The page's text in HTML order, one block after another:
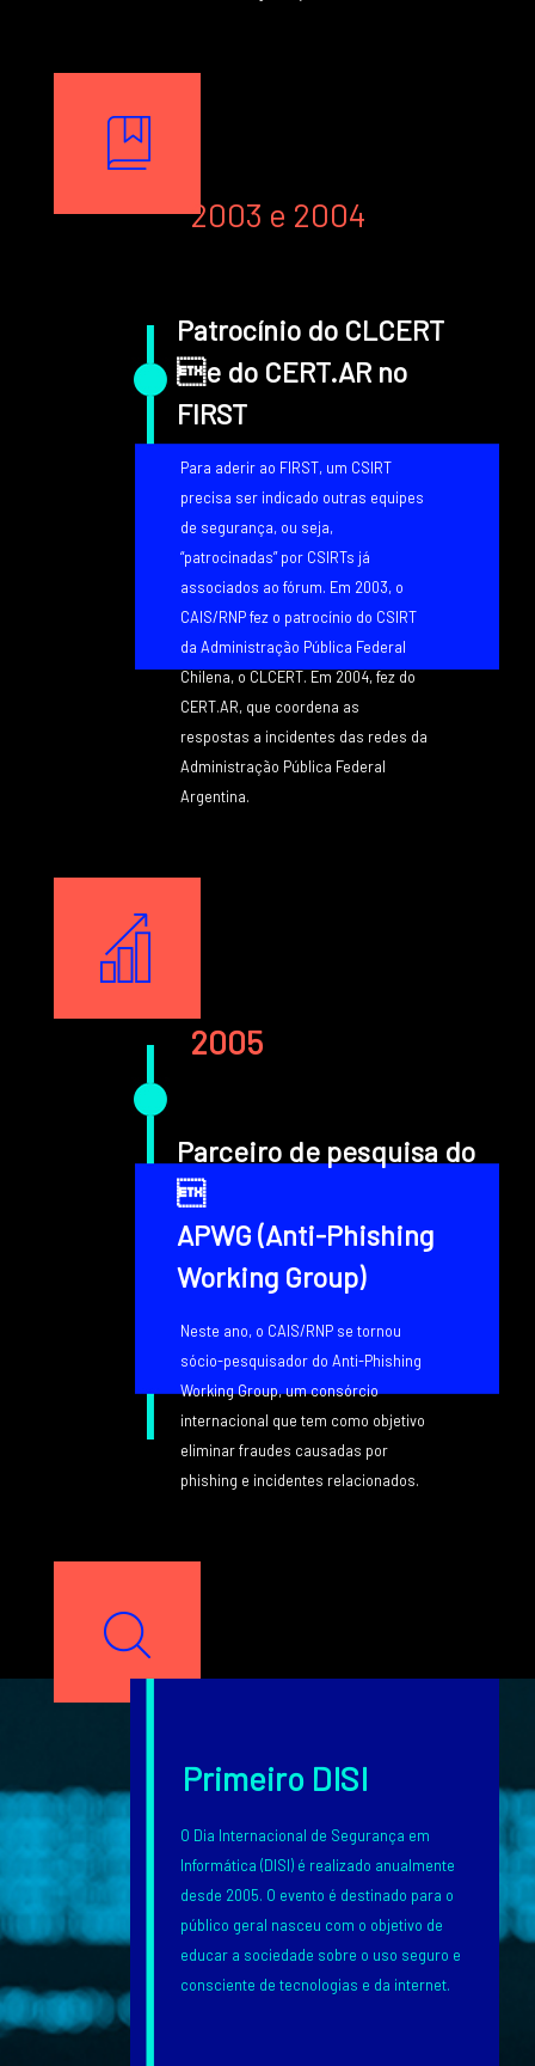
Texto
2003 e 2004
Patrocínio do CLCERT
e do CERT.AR no
FIRST
Para aderir ao FIRST, um CSIRT
precisa ser indicado outras equipes
de segurança, ou seja,
“patrocinadas” por CSIRTs já
associados ao fórum. Em 2003, o
CAIS/RNP fez o patrocínio do CSIRT
da Administração Pública Federal
Chilena, o CLCERT. Em 2004, fez do
CERT.AR, que coordena as
respostas a incidentes das redes da
Administração Pública Federal
Argentina.
Texto
2005
Parceiro de pesquisa do

APWG (Anti-Phishing
Working Group)
Neste ano, o CAIS/RNP se tornou
sócio-pesquisador do Anti-Phishing
Working Group, um consórcio
internacional que tem como objetivo
eliminar fraudes causadas por
phishing e incidentes relacionados.
Texto
Primeiro DISI
O Dia Internacional de Segurança em
Informática (DISI) é realizado anualmente
desde 2005. O evento é destinado para o
público geral nasceu com o objetivo de
educar a sociedade sobre o uso seguro e
consciente de tecnologias e da internet.